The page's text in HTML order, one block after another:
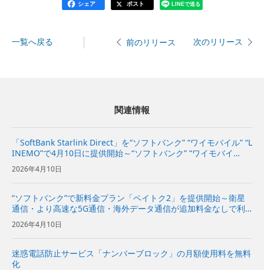
シェア ポスト LINEで送る
一覧へ戻る 前のリリース 次のリリース
関連情報
「SoftBank Starlink Direct」を“ソフトバンク” “ワイモバイル” “L
INEMO”で4月10日に提供開始～“ソフトバンク” “ワイモバイ
ル”で対象プランをご利用のお客さまは追加料金なしで利用可能
～ | 企業・IR |...
2026年4月10日
“ソフトバンク”で新料金プラン「ペイトク2」を提供開始～衛星
通信・より高速な5G通信・海外データ通信が追加料金なしで利
用でき、経済圏特典の拡充でPayPayポイント付与率が従来プラ
ンの2倍に～
2026年4月10日
迷惑電話防止サービス「ナンバーブロック」の月額使用料を無料
化